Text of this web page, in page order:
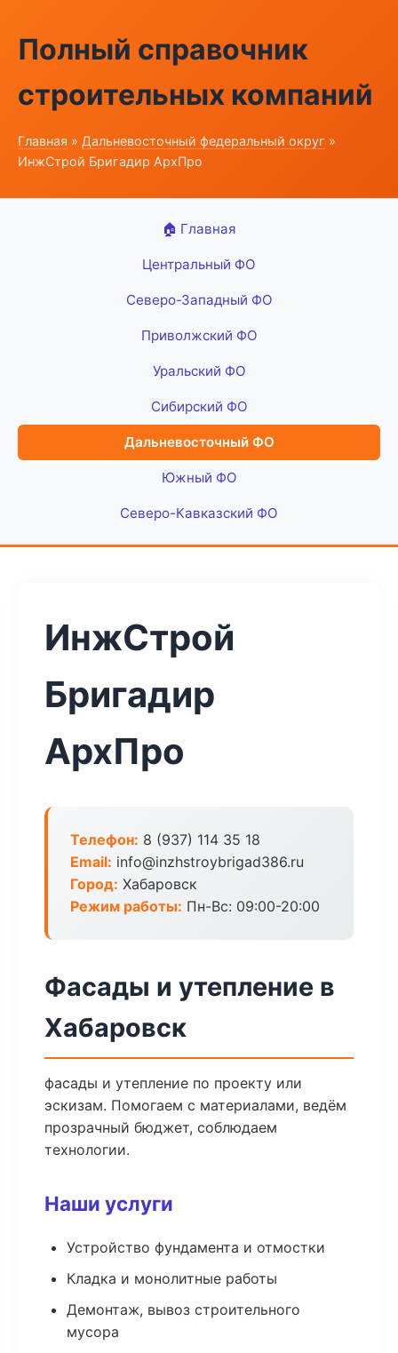
Полный справочник
строительных компаний
Главная » Дальневосточный федеральный округ »
ИнжСтрой Бригадир АрхПро
🏠 Главная
Центральный ФО
Северо-Западный ФО
Приволжский ФО
Уральский ФО
Сибирский ФО
Дальневосточный ФО
Южный ФО
Северо-Кавказский ФО
ИнжСтрой
Бригадир
АрхПро
Телефон: 8 (937) 114 35 18
Email: info@inzhstroybrigad386.ru
Город: Хабаровск
Режим работы: Пн-Вс: 09:00-20:00
Фасады и утепление в
Хабаровск
фасады и утепление по проекту или
эскизам. Помогаем с материалами, ведём
прозрачный бюджет, соблюдаем
технологии.
Наши услуги
Устройство фундамента и отмостки
Кладка и монолитные работы
Демонтаж, вывоз строительного
мусора